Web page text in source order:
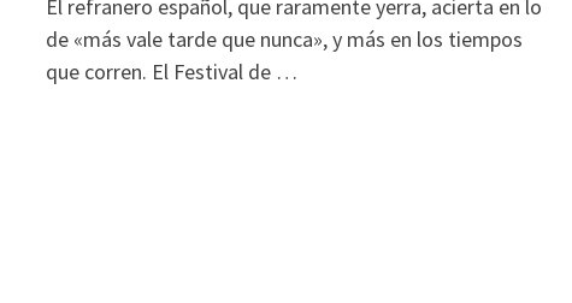
El refranero español, que raramente yerra, acierta en lo
de «más vale tarde que nunca», y más en los tiempos
que corren. El Festival de …